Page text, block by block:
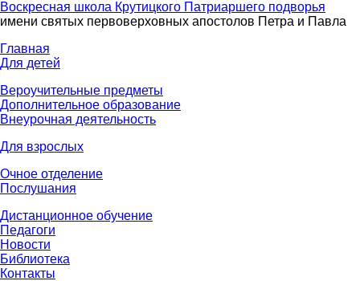
Воскресная школа Крутицкого Патриаршего подворья
имени святых первоверховных апостолов Петра и Павла
Главная
Для детей
Вероучительные предметы
Дополнительное образование
Внеурочная деятельность
Для взрослых
Очное отделение
Послушания
Дистанционное обучение
Педагоги
Новости
Библиотека
Контакты